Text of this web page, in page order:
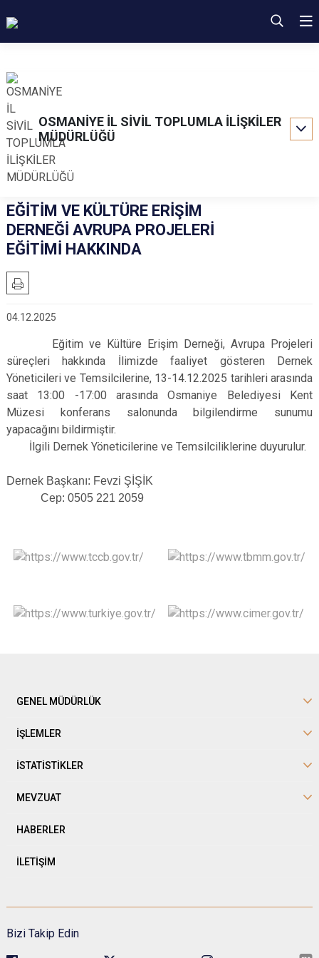
OSMANİYE İL SİVİL TOPLUMLA İLİŞKİLER
MÜDÜRLÜĞÜ
EĞİTİM VE KÜLTÜRE ERİŞİM
DERNEĞİ AVRUPA PROJELERİ
EĞİTİMİ HAKKINDA
04.12.2025
Eğitim ve Kültüre Erişim Derneği, Avrupa Projeleri
süreçleri hakkında İlimizde faaliyet gösteren Dernek
Yöneticileri ve Temsilcilerine, 13-14.12.2025 tarihleri arasında
saat 13:00 -17:00 arasında Osmaniye Belediyesi Kent
Müzesi konferans salonunda bilgilendirme sunumu
yapacağını bildirmiştir.
İlgili Dernek Yöneticilerine ve Temsilciliklerine duyurulur.
Dernek Başkanı: Fevzi ŞİŞİK
Cep: 0505 221 2059
GENEL MÜDÜRLÜK
İŞLEMLER
İSTATİSTİKLER
MEVZUAT
HABERLER
İLETİŞİM
Bizi Takip Edin